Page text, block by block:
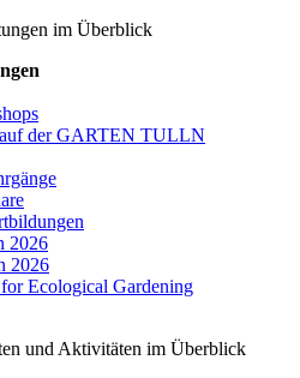
im Überblick
auf der GARTEN TULLN
2026
2026
Ecological Gardening
und Aktivitäten im Überblick